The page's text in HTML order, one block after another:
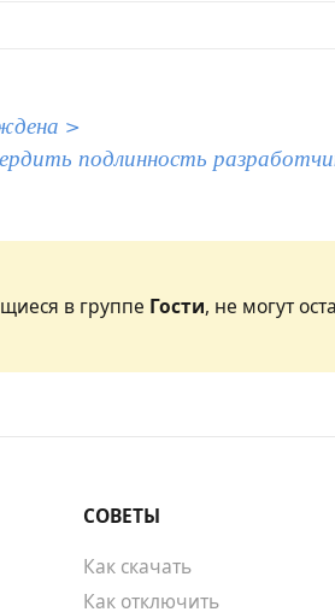
>
подлинность
в группе Гости, не могут
СОВЕТЫ
Как скачать
Как отключить